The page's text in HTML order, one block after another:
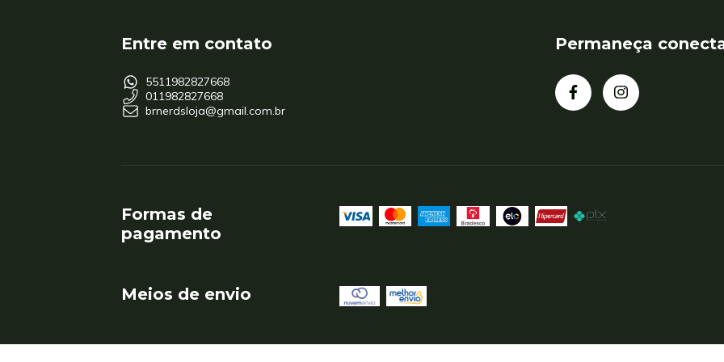
Entre em contato
5511982827668
011982827668
brnerdsloja@gmail.com.br
Permaneça
Formas de
pagamento
Meios de envio